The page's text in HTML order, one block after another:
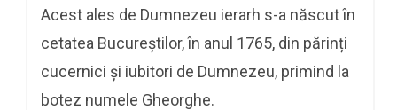
Acest ales de Dumnezeu ierarh s-a născut în
cetatea Bucureștilor, în anul 1765, din părinți
cucernici și iubitori de Dumnezeu, primind la
botez numele Gheorghe.